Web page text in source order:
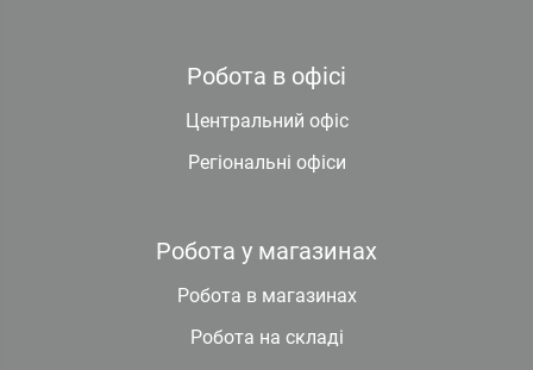
Робота в офісі
Центральний офіс
Регіональні офіси
Робота у магазинах
Робота в магазинах
Робота на складі